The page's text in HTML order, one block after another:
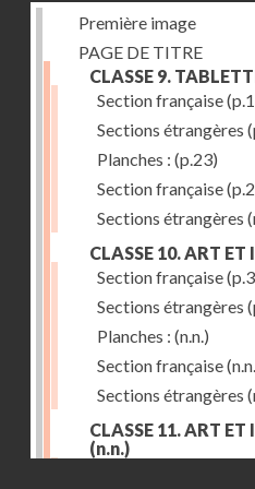
Première image
PAGE DE TITRE
CLASSE 9.
Section française
Sections étrangères
Planches : (p.23)
Section française
Sections étrangères
CLASSE 10. ART
Section française
Sections étrangères
Planches : (n.n.)
Section française
Sections étrangères
CLASSE 11. ART
(n.n.)